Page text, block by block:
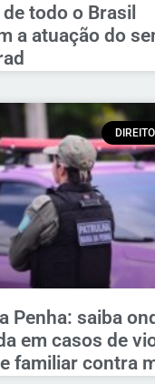
todo o Brasil
a atuação do
Penha: saiba
em casos de
familiar contra